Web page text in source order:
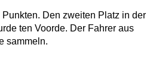
Den zweiten Platz in der
ten Voorde. Der Fahrer aus
sammeln.